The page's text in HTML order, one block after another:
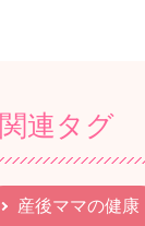
関連タグ
産後ママの健康